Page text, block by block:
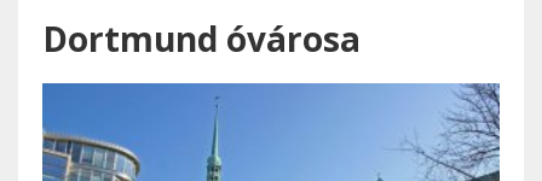
Dortmund óvárosa